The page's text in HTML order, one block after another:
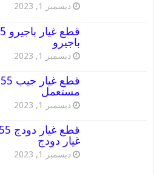
ديسمبر 1, 2023
باجيرو
ديسمبر 1, 2023
مستعمل
ديسمبر 1, 2023
غيار دودج
ديسمبر 1, 2023